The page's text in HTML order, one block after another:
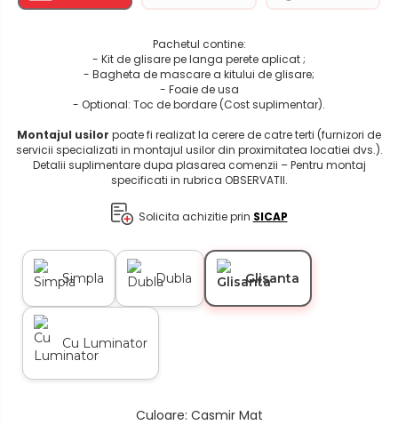
Pachetul contine:
- Kit de glisare pe langa perete aplicat ;
- Bagheta de mascare a kitului de glisare;
- Foaie de usa
- Optional: Toc de bordare (Cost suplimentar).
Montajul usilor poate fi realizat la cerere de catre terti (furnizori de
servicii specializati in montajul usilor din proximitatea locatiei dvs.).
Detalii suplimentare dupa plasarea comenzii – Pentru montaj
specificati in rubrica OBSERVATII.
Solicita achizitie prin SICAP
Simpla Dubla Glisanta
Cu Luminator
Culoare: Casmir Mat